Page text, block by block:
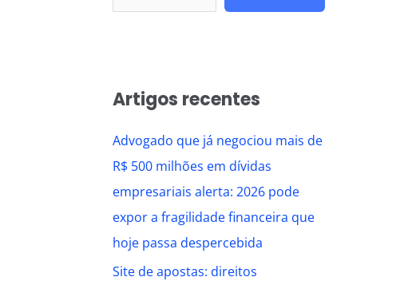
Artigos recentes
Advogado que já negociou mais de
R$ 500 milhões em dívidas
empresariais alerta: 2026 pode
expor a fragilidade financeira que
hoje passa despercebida
Site de apostas: direitos